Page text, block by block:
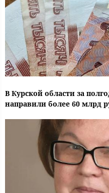
В Курской области за
направили более 60 млрд